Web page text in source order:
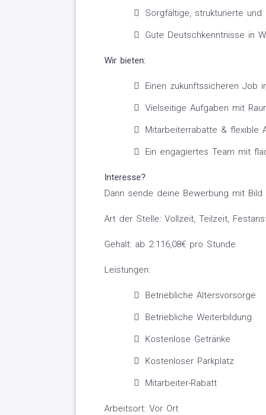
Sorgfältige, strukturierte
Gute Deutschkenntnisse in
Wir bieten:
Einen zukunftssicheren Job
Vielseitige Aufgaben mit
Mitarbeiterrabatte & flexible
Ein engagiertes Team mit
Interesse?
Dann sende deine Bewerbung mit Bild
Art der Stelle: Vollzeit, Teilzeit,
Gehalt: ab 2.116,08€ pro Stunde
Leistungen:
Betriebliche Altersvorsorge
Betriebliche Weiterbildung
Kostenlose Getränke
Kostenloser Parkplatz
Mitarbeiter-Rabatt
Arbeitsort: Vor Ort